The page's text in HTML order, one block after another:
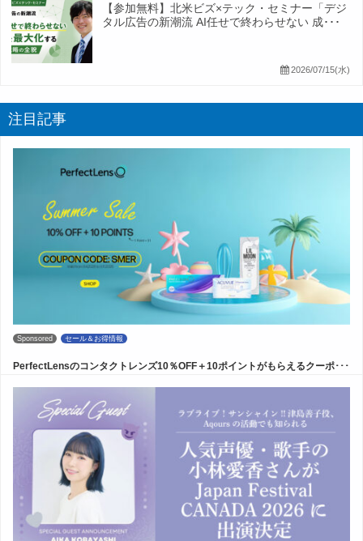
【参加無料】北米ビズ×テック・セミナー「デジ
タル広告の新潮流 AI任せで終わらせない 成･･･
2026/07/15(水)
注目記事
Sponsored セール＆お得情報
PerfectLensのコンタクトレンズ10％OFF＋10ポイントがもらえるクーポ･･･